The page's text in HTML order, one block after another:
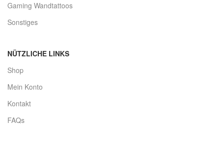
Gaming Wandtattoos
Sonstiges
NÜTZLICHE LINKS
Shop
Mein Konto
Kontakt
FAQs